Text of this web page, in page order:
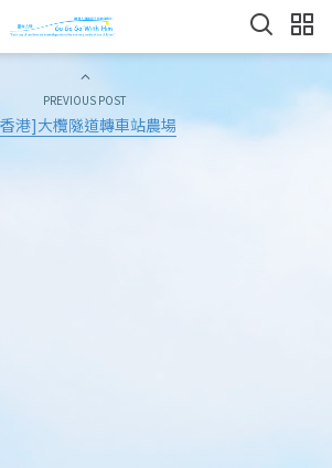
PREVIOUS POST
港]大欖隧道轉車站農場